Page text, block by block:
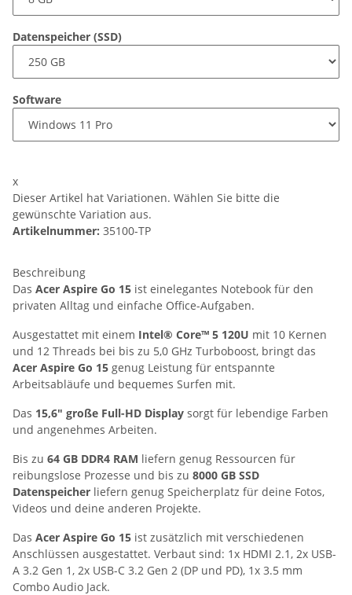
Datenspeicher (SSD)
Software
x
Dieser Artikel hat Variationen. Wählen Sie bitte die
gewünschte Variation aus.
Artikelnummer: 35100-TP
Beschreibung
Das Acer Aspire Go 15 ist einelegantes Notebook für den
privaten Alltag und einfache Office-Aufgaben.
Ausgestattet mit einem Intel® Core™ 5 120U mit 10 Kernen
und 12 Threads bei bis zu 5,0 GHz Turboboost, bringt das
Acer Aspire Go 15 genug Leistung für entspannte
Arbeitsabläufe und bequemes Surfen mit.
Das 15,6" große Full-HD Display sorgt für lebendige Farben
und angenehmes Arbeiten.
Bis zu 64 GB DDR4 RAM liefern genug Ressourcen für
reibungslose Prozesse und bis zu 8000 GB SSD
Datenspeicher liefern genug Speicherplatz für deine Fotos,
Videos und deine anderen Projekte.
Das Acer Aspire Go 15 ist zusätzlich mit verschiedenen
Anschlüssen ausgestattet. Verbaut sind: 1x HDMI 2.1, 2x USB-
A 3.2 Gen 1, 2x USB-C 3.2 Gen 2 (DP und PD), 1x 3.5 mm
Combo Audio Jack.